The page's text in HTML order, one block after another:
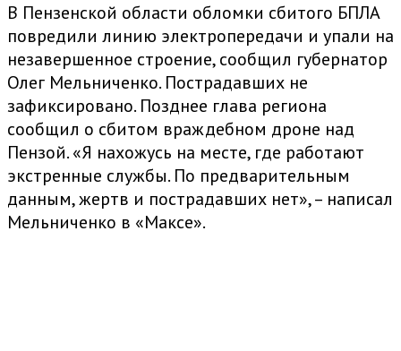
В Пензенской области обломки сбитого БПЛА
повредили линию электропередачи и упали на
незавершенное строение, сообщил губернатор
Олег Мельниченко. Пострадавших не
зафиксировано. Позднее глава региона
сообщил о сбитом враждебном дроне над
Пензой. «Я нахожусь на месте, где работают
экстренные службы. По предварительным
данным, жертв и пострадавших нет», – написал
Мельниченко в «Максе».